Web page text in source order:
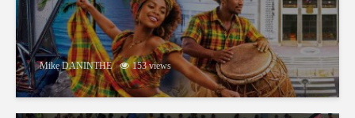
Mike DANINTHE 153 views